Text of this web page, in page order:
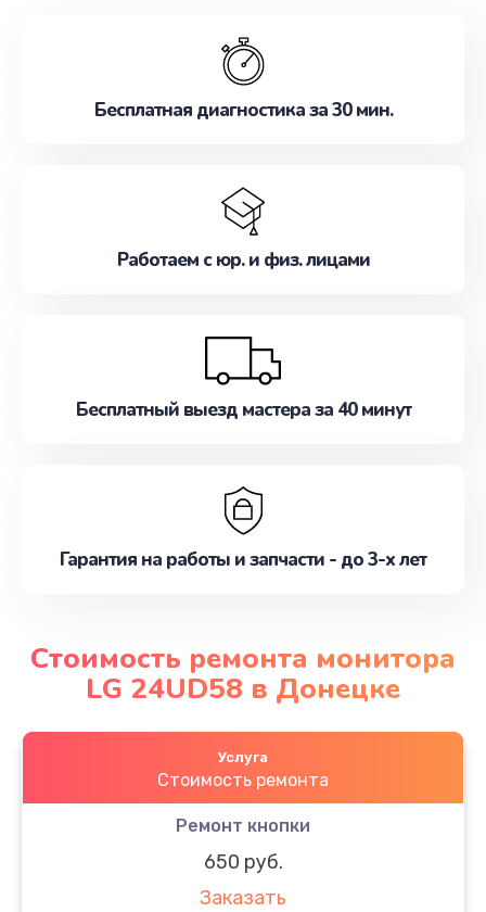
наилучшим образом. Не медлите записаться на
Бесплатная диагностика за 30 мин.
Работаем с юр. и физ. лицами
Бесплатный выезд мастера за 40 минут
Гарантия на работы и запчасти - до 3-х лет
Стоимость ремонта монитора
LG 24UD58 в Донецке
Услуга
Стоимость ремонта
Ремонт кнопки
650 руб.
Заказать